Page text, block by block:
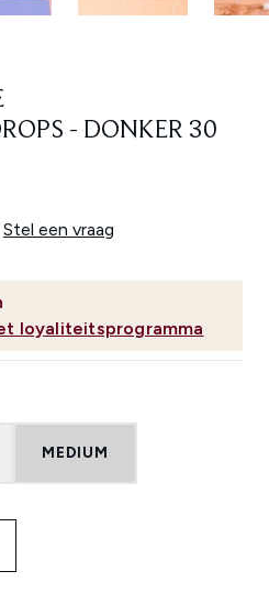
- DONKER 30
Stel een vraag
loyaliteitsprogramma
MEDIUM